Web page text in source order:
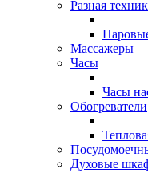
Разная
Массажеры
Часы
Часы
Обогреватели
Духовые